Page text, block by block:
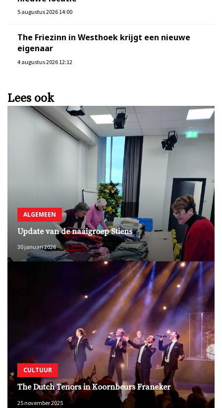
5 augustus 2026 14:00
The Friezinn in Westhoek krijgt een nieuwe
eigenaar
4 augustus 2026 12:12
Lees ook
ALGEMEEN
Update van de naaigroep Stiens
30 januari 2026
CULTUUR
The Dutch Tenors in Koornbeurs Franeker
25 november 2025